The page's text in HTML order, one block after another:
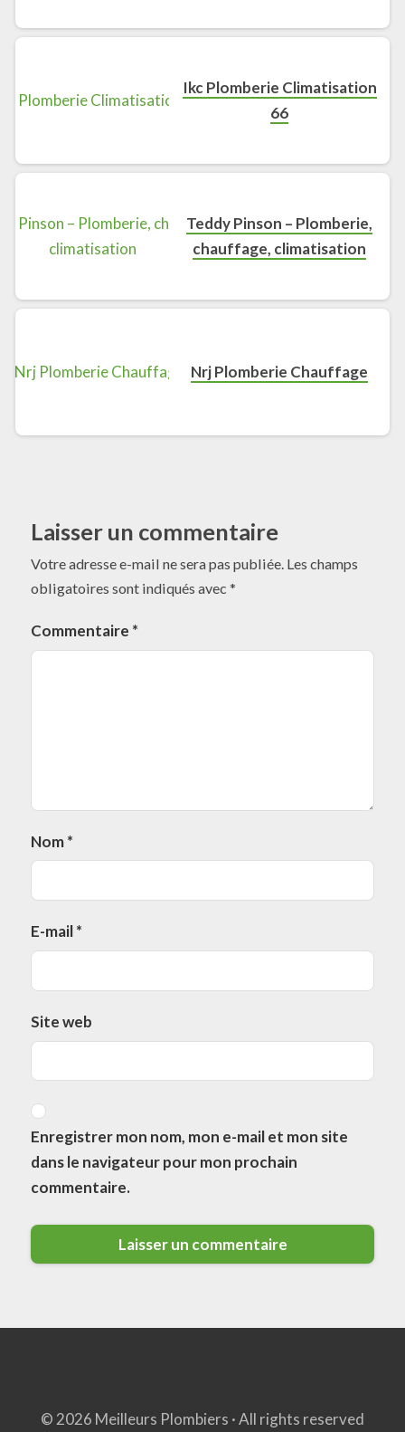
Ikc Plomberie Climatisation
66
Teddy Pinson – Plomberie,
chauffage, climatisation
Nrj Plomberie Chauffage
Laisser un commentaire
Votre adresse e-mail ne sera pas publiée. Les champs
obligatoires sont indiqués avec *
Commentaire *
Nom*
E-mail*
Site web
Enregistrer mon nom, mon e-mail et mon site
dans le navigateur pour mon prochain
commentaire.
© 2026 Meilleurs Plombiers · All rights reserved